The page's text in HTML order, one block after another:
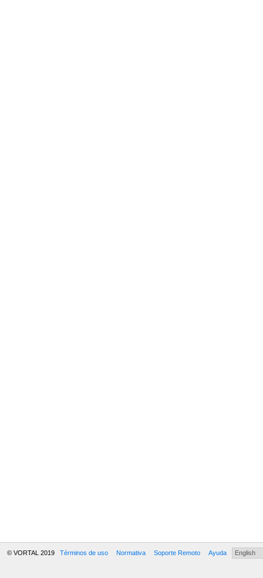
© VORTAL 2019 Términos de uso Normativa Soporte Remoto Ayuda